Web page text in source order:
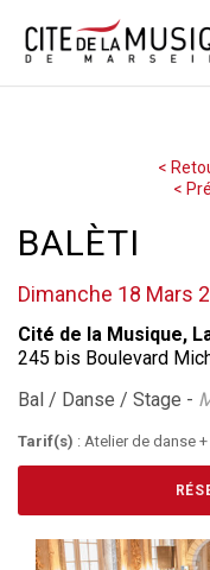
<
<
BALÈTI
Dimanche 18 Mars
Cité de la Musique,
245 bis Boulevard
Bal / Danse / Stage -
Tarif(s) : Atelier de danse